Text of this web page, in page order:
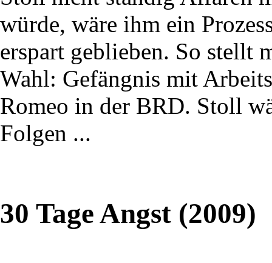
würde, wäre ihm ein
erspart geblieben. So stellt
Wahl: Gefängnis mit
Romeo in der BRD. Stoll
Folgen ...
30 Tage Angst (2009)